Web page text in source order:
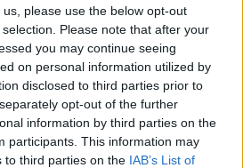
please use the below opt-out
Please note that after your
you may continue seeing
on personal information utilized by
disclosed to third parties prior to
opt-out of the further
information by third parties on the
participants. This information may
to third parties on the IAB’s List of
növényzetet Pakson